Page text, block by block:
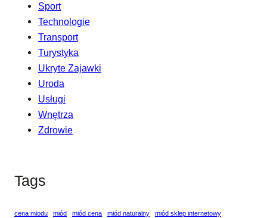
Sport
Technologie
Transport
Turystyka
Ukryte Zajawki
Uroda
Usługi
Wnętrza
Zdrowie
Tags
cena miodu miód miód cena miód naturalny miód sklep internetowy